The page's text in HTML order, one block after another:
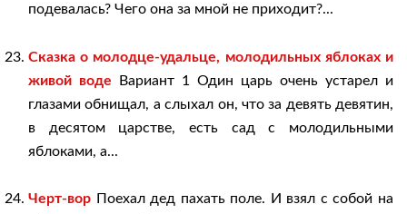
подевалась? Чего она за мной не приходит?...
Сказка о молодце-удальце, молодильных яблоках и
живой воде Вариант 1 Один царь очень устарел и
глазами обнищал, а слыхал он, что за девять девятин,
в десятом царстве, есть сад с молодильными
яблоками, а...
Черт-вор Поехал дед пахать поле. И взял с собой на